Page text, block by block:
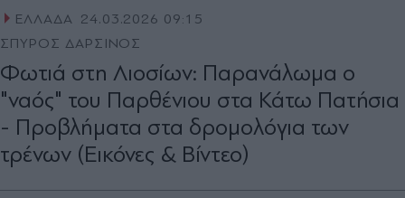
ΕΛΛΑΔΑ 24.03.2026 09:15
ΣΠΥΡΟΣ ΔΑΡΣΙΝΟΣ
Φωτιά στη Λιοσίων: Παρανάλωμα ο
"ναός" του Παρθένιου στα Κάτω Πατήσια
- Προβλήματα στα δρομολόγια των
τρένων (Εικόνες & Βίντεο)